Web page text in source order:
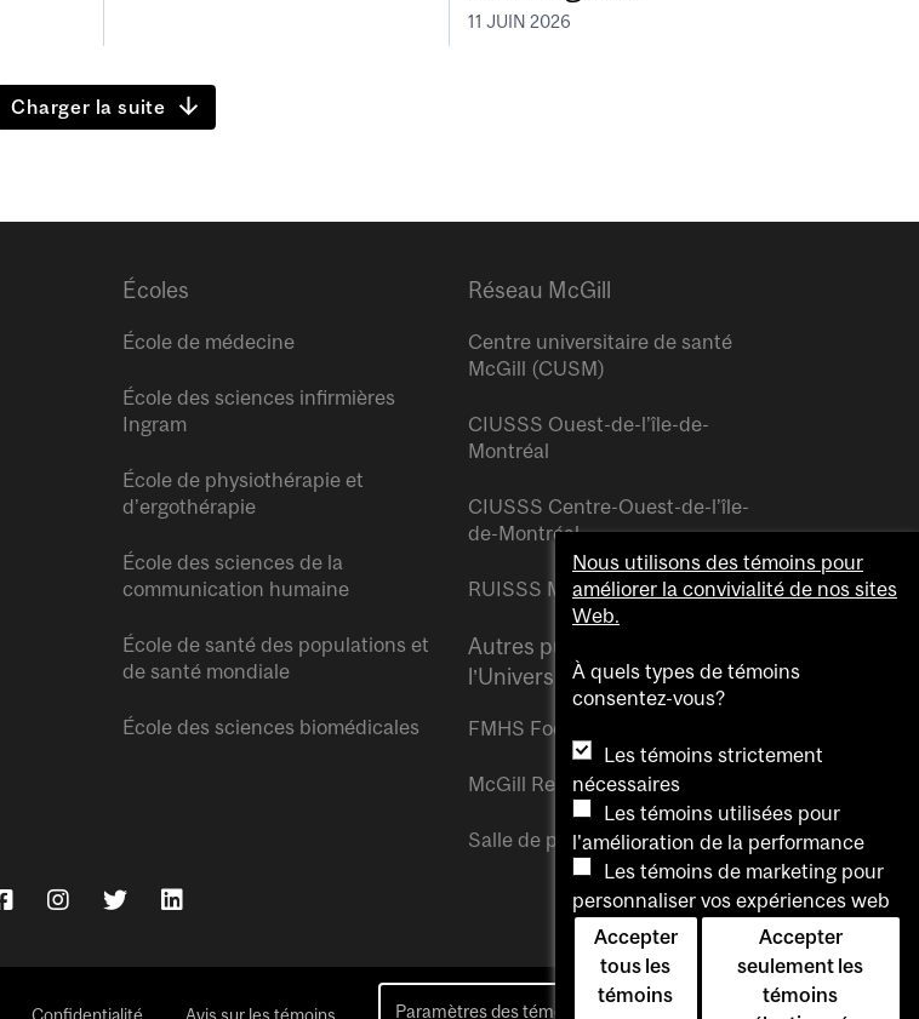
11 JUIN 2026
Charger la suite
Écoles
École de médecine
École des sciences infirmières
Ingram
École de physiothérapie et
d’ergothérapie
École des sciences de la
communication humaine
École de santé des populations et
de santé mondiale
École des sciences biomédicales
Réseau McGill
Centre universitaire de santé
McGill (CUSM)
CIUSSS Ouest-de-l’île-de-
Montréal
CIUSSS Centre-Ouest-de-l’île-
de-Montréal
RUISSS McGill
Autres publications de
l’Université McGill
FMHS Focus
McGill Reporter
Salle de presse McGill
Confidentialité Avis sur les témoins Paramètres des témoins Pour nous joindre
Nous utilisons des témoins pour
améliorer la convivialité de nos sites
Web.
À quels types de témoins
consentez-vous?
Les témoins strictement
nécessaires
Les témoins utilisées pour
l'amélioration de la performance
Les témoins de marketing pour
personnaliser vos expériences web
Accepter
tous les
témoins
Accepter
seulement les
témoins